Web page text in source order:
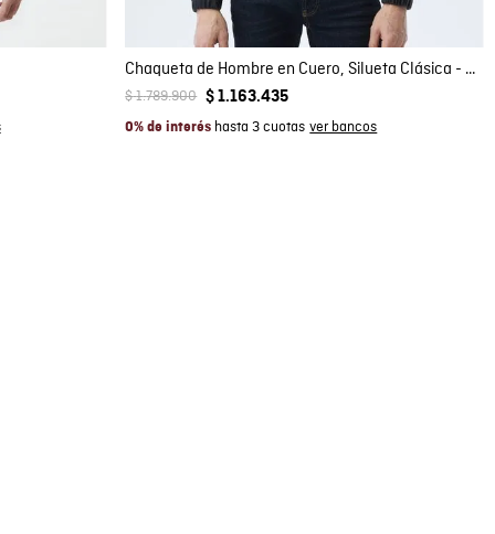
Chaqueta de Hombre en Cuero, Silueta Clásica - Piel de Cordero
$1.789.900 $ 1.163.435
0% de interés hasta 3 cuotas